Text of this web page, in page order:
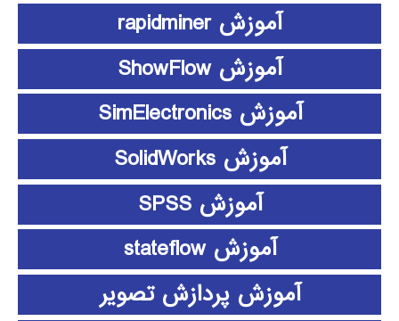
آموزش rapidminer
آموزش ShowFlow
آموزش SimElectronics
آموزش SolidWorks
آموزش SPSS
آموزش stateflow
آموزش پردازش تصویر